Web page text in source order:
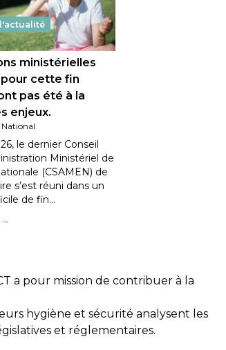
l'actualité
ministérielles
cette fin
pas été à la
enjeux.
National
le dernier Conseil
Ministériel de
(CSAMEN) de
s’est réuni dans un
de fin…
a pour mission de contribuer à la
hygiène et sécurité analysent les
et réglementaires.